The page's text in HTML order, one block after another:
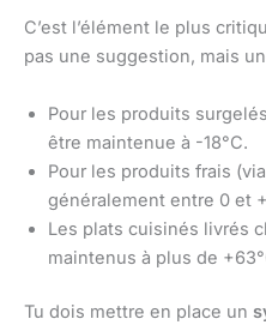
C’est l’élément le plus
pas une suggestion, mais
Pour les produits
être maintenue à -18°C.
Pour les produits frais
généralement entre 0 et
Les plats cuisinés livrés
maintenus à plus de
Tu dois mettre en place un